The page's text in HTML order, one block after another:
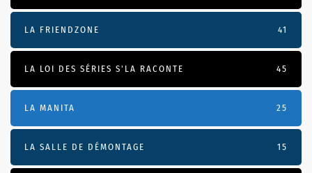
LA FRIENDZONE 41
LA LOI DES SÉRIES S'LA RACONTE 45
LA MANITA 25
LA SALLE DE DÉMONTAGE 15